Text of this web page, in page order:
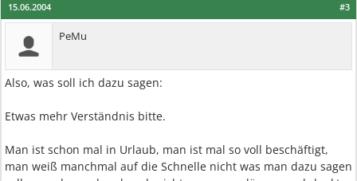
#3
15.06.2004
PeMu
Also, was soll ich dazu sagen:
Etwas mehr Verständnis bitte.
Man ist schon mal in Urlaub, man ist mal so voll beschäftigt,
man weiß manchmal auf die Schnelle nicht was man dazu sagen